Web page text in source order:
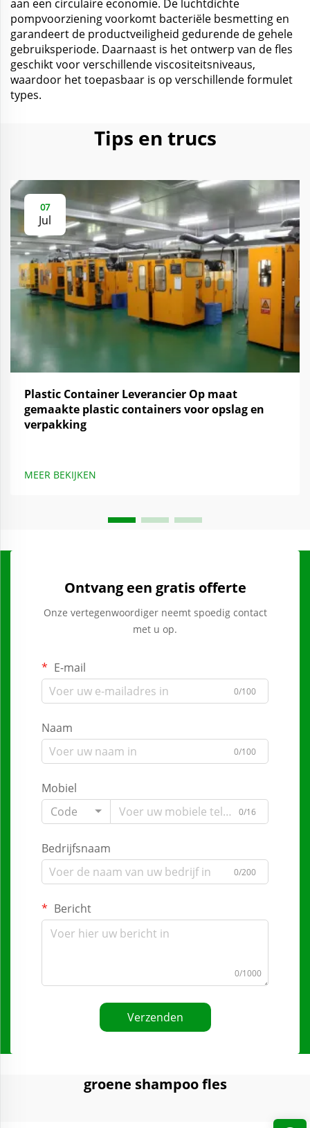
aan een circulaire economie. De luchtdichte
pompvoorziening voorkomt bacteriële besmetting en
garandeert de productveiligheid gedurende de gehele
gebruiksperiode. Daarnaast is het ontwerp van de fles
geschikt voor verschillende viscositeitsniveaus,
waardoor het toepasbaar is op verschillende formulet
types.
Tips en trucs
07
Jul
Plastic Container Leverancier Op maat
gemaakte plastic containers voor opslag en
verpakking
MEER BEKIJKEN
Ontvang een gratis offerte
Onze vertegenwoordiger neemt spoedig contact
met u op.
E-mail
0/100
Naam
0/100
Mobiel
Code
0/16
Bedrijfsnaam
0/200
Bericht
0/1000
Verzenden
groene shampoo fles